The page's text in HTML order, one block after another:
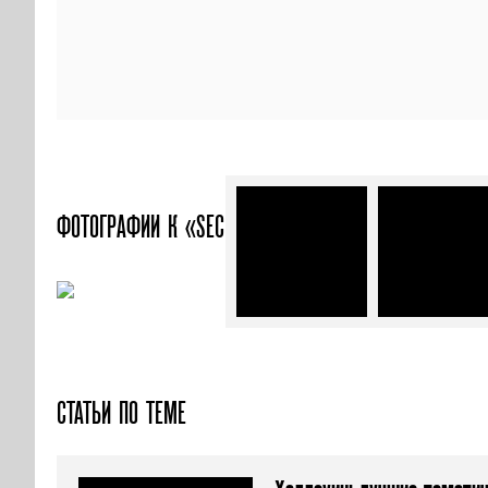
ФОТОГРАФИИ К «SECRET BAR»
СТАТЬИ ПО ТЕМЕ